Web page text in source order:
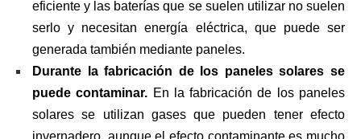
eficiente y las baterías que se suelen utilizar no suelen
serlo y necesitan energía eléctrica, que puede ser
generada también mediante paneles.
Durante la fabricación de los paneles solares se
puede contaminar. En la fabricación de los paneles
solares se utilizan gases que pueden tener efecto
invernadero, aunque el efecto contaminante es mucho